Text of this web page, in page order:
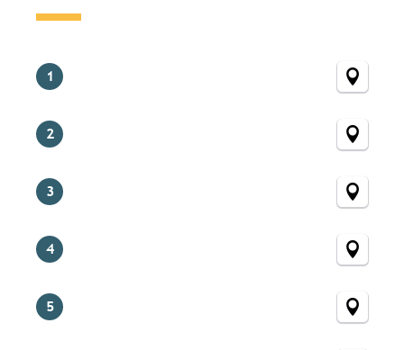
1
2
3
4
5